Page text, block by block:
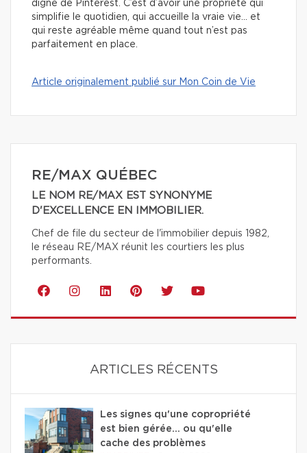
digne de Pinterest. C’est d’avoir une propriété qui
simplifie le quotidien, qui accueille la vraie vie… et
qui reste agréable même quand tout n’est pas
parfaitement en place.
Article originalement publié sur Mon Coin de Vie
RE/MAX QUÉBEC
LE NOM RE/MAX EST SYNONYME
D'EXCELLENCE EN IMMOBILIER.
Chef de file du secteur de l'immobilier depuis 1982,
le réseau RE/MAX réunit les courtiers les plus
performants.
ARTICLES RÉCENTS
Les signes qu'une copropriété
est bien gérée… ou qu'elle
cache des problèmes